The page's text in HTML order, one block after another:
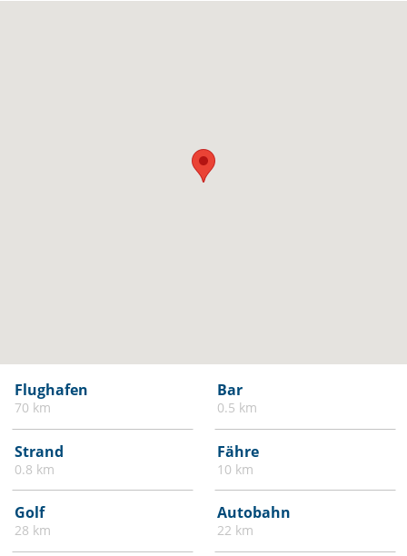
Flughafen
70 km
Bar
0.5 km
Strand
0.8 km
Fähre
10 km
Golf
28 km
Autobahn
22 km